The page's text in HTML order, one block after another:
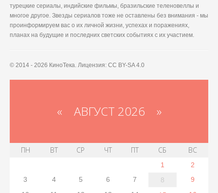
турецкие сериалы, индийские фильмы, бразильские теленовеллы и
многое другое. Звезды сериалов тоже не оставлены без внимания - мы
проинформируем вас о их личной жизни, успехах и поражениях,
планах на будущие и последних светских событиях с их участием.
© 2014 - 2026 КиноТека. Лицензия: CC BY-SA 4.0
« АВГУСТ 2026 »
ПН ВТ СР ЧТ ПТ СБ ВС
1
2
3
4 5 6 7 8
9